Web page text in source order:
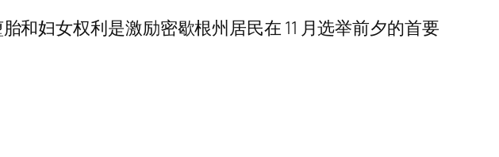
和妇女权利是激励密歇根州居民在 11 月选举前夕的首要